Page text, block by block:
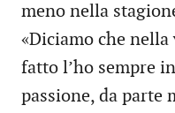
meno nella
«Diciamo che
fatto l’ho sempre
passione, da parte